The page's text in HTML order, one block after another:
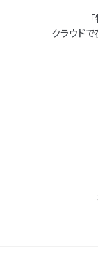
クラウド